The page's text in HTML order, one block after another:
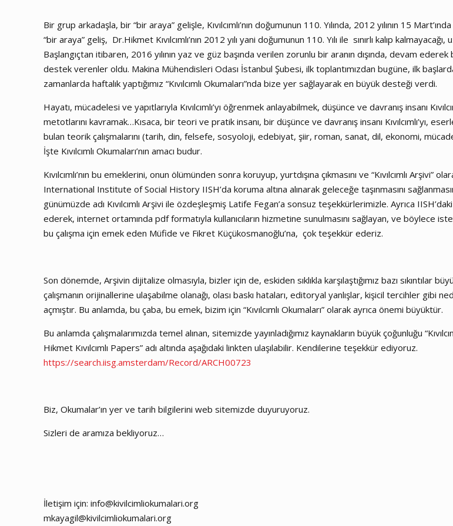
Bir grup arkadaşla, bir “bir araya” gelişle, Kıvılcımlı’nın doğumunun 110. Yılında, 2012 yılının 15
“bir araya” geliş, Dr.Hikmet Kıvılcımlı’nın 2012 yılı yani doğumunun 110. Yılı ile sınırlı kalıp
Başlangıçtan itibaren, 2016 yılının yaz ve güz başında verilen zorunlu bir aranın dışında, devam
destek verenler oldu. Makina Mühendisleri Odası İstanbul Şubesi, ilk toplantımızdan bugüne, ilk
zamanlarda haftalık yaptığımız “Kıvılcımlı Okumaları”nda bize yer sağlayarak en büyük desteği verdi.
Hayatı, mücadelesi ve yapıtlarıyla Kıvılcımlı’yı öğrenmek anlayabilmek, düşünce ve davranış insanı
metotlarını kavramak…Kısaca, bir teori ve pratik insanı, bir düşünce ve davranış insanı Kıvılcımlı’yı,
bulan teorik çalışmalarını (tarih, din, felsefe, sosyoloji, edebiyat, şiir, roman, sanat, dil, ekonomi,
İşte Kıvılcımlı Okumaları’nın amacı budur.
Kıvılcımlı’nın bu emeklerini, onun ölümünden sonra koruyup, yurtdışına çıkmasını ve “Kıvılcımlı
International Institute of Social History IISH’da koruma altına alınarak geleceğe taşınmasını
günümüzde adı Kıvılcımlı Arşivi ile özdeşleşmiş Latife Fegan’a sonsuz teşekkürlerimizle. Ayrıca
ederek, internet ortamında pdf formatıyla kullanıcıların hizmetine sunulmasını sağlayan, ve böylece
bu çalışma için emek eden Müfide ve Fikret Küçükosmanoğlu’na, çok teşekkür ederiz.
Son dönemde, Arşivin dijitalize olmasıyla, bizler için de, eskiden sıklıkla karşılaştığımız bazı sıkıntılar
çalışmanın orijinallerine ulaşabilme olanağı, olası baskı hataları, editoryal yanlışlar, kişicil tercihler
açmıştır. Bu anlamda, bu çaba, bu emek, bizim için “Kıvılcımlı Okumaları” olarak ayrıca önemi büyüktür.
Bu anlamda çalışmalarımızda temel alınan, sitemizde yayınladığımız kaynakların büyük çoğunluğu
Hikmet Kıvılcımlı Papers” adı altında aşağıdaki linkten ulaşılabilir. Kendilerine teşekkür ediyoruz.
https://search.iisg.amsterdam/Record/ARCH00723
Biz, Okumalar’ın yer ve tarih bilgilerini web sitemizde duyuruyoruz.
Sizleri de aramıza bekliyoruz…
İletişim için: info@kivilcimliokumalari.org
mkayagil@kivilcimliokumalari.org